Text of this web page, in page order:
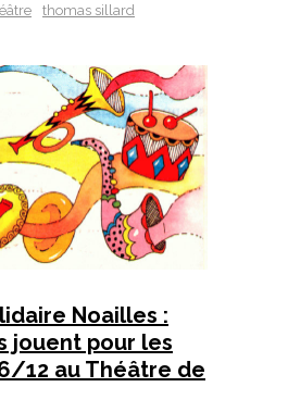
thomas sillard
Noailles :
jouent pour les
12 au Théâtre de